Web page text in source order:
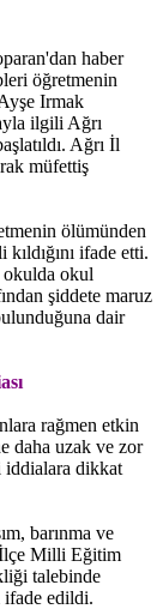
haber
öğretmenin
Irmak
ilgili Ağrı
Ağrı İl
müfettiş
ölümünden
kıldığını ifade etti.
okulda okul
şiddete maruz
dair
rağmen etkin
daha uzak ve zor
iddialara dikkat
barınma ve
İlçe Milli Eğitim
talebinde
edildi.